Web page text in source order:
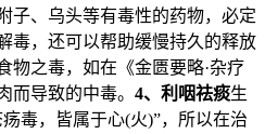
子、乌头等有毒性的药物，必定
毒，还可以帮助缓慢持久的释放
物之毒，如在《金匮要略·杂疗
而导致的中毒。 4、利咽祛痰生
毒，皆属于心(火)”，所以在治